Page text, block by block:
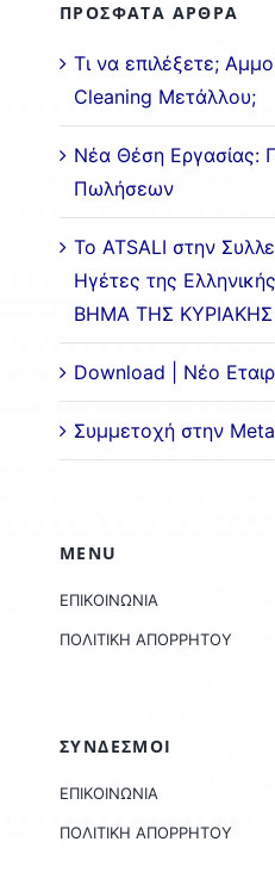
ΠΡΟΣΦΑΤΑ ΑΡΘΡΑ
Τι να επιλέξετε;
Cleaning Μετάλλου;
Νέα Θέση Εργασίας:
Πωλήσεων
Το ATSALI στην
Ηγέτες της
ΒΗΜΑ ΤΗΣ ΚΥΡΙΑΚΗΣ
Download | Νέο
Συμμετοχή στην
MENU
ΕΠΙΚΟΙΝΩΝΙΑ
ΠΟΛΙΤΙΚΗ ΑΠΟΡΡΗΤΟΥ
ΣΥΝΔΕΣΜΟΙ
ΕΠΙΚΟΙΝΩΝΙΑ
ΠΟΛΙΤΙΚΗ ΑΠΟΡΡΗΤΟΥ